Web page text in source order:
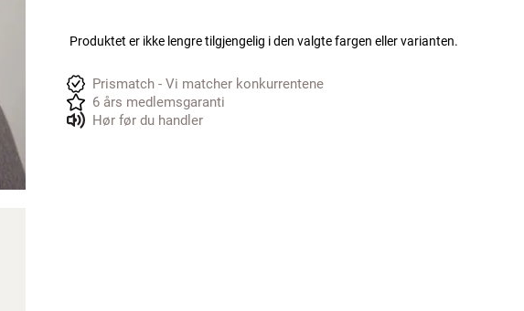
Produktet er ikke lengre tilgjengelig i den valgte fargen eller varianten.
Prismatch - Vi matcher konkurrentene
6 års medlemsgaranti
Hør før du handler